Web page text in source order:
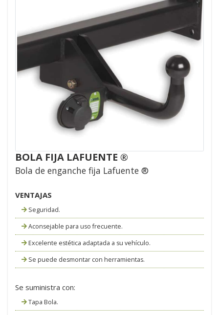
BOLA FIJA LAFUENTE ®
Bola de enganche fija Lafuente ®
VENTAJAS
Seguridad.
Aconsejable para uso frecuente.
Excelente estética adaptada a su vehículo.
Se puede desmontar con herramientas.
Se suministra con:
Tapa Bola.